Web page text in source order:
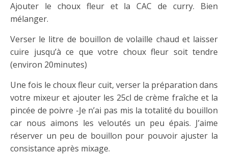
Ajouter le choux fleur et la CAC de curry. Bien
mélanger.
Verser le litre de bouillon de volaille chaud et laisser
cuire jusqu’à ce que votre choux fleur soit tendre
(environ 20minutes)
Une fois le choux fleur cuit, verser la préparation dans
votre mixeur et ajouter les 25cl de crème fraîche et la
pincée de poivre -Je n’ai pas mis la totalité du bouillon
car nous aimons les veloutés un peu épais. J’aime
réserver un peu de bouillon pour pouvoir ajuster la
consistance après mixage.